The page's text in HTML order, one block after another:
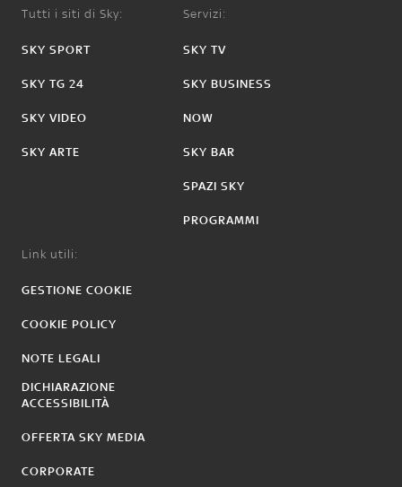
Tutti i siti di Sky:
SKY SPORT
SKY TG 24
SKY VIDEO
SKY ARTE
Servizi:
SKY TV
SKY BUSINESS
NOW
SKY BAR
SPAZI SKY
PROGRAMMI
Link utili:
GESTIONE COOKIE
COOKIE POLICY
NOTE LEGALI
DICHIARAZIONE
ACCESSIBILITÀ
OFFERTA SKY MEDIA
CORPORATE